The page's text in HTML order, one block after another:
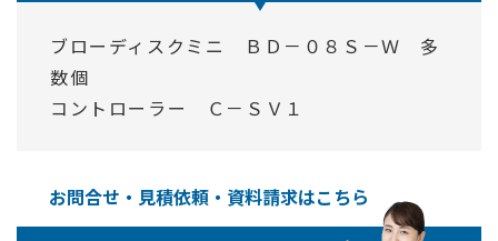
ブローディスクミニ ＢＤ－０８Ｓ－Ｗ 多
数個
コントローラー Ｃ－ＳＶ１
お問合せ・見積依頼・資料請求はこちら